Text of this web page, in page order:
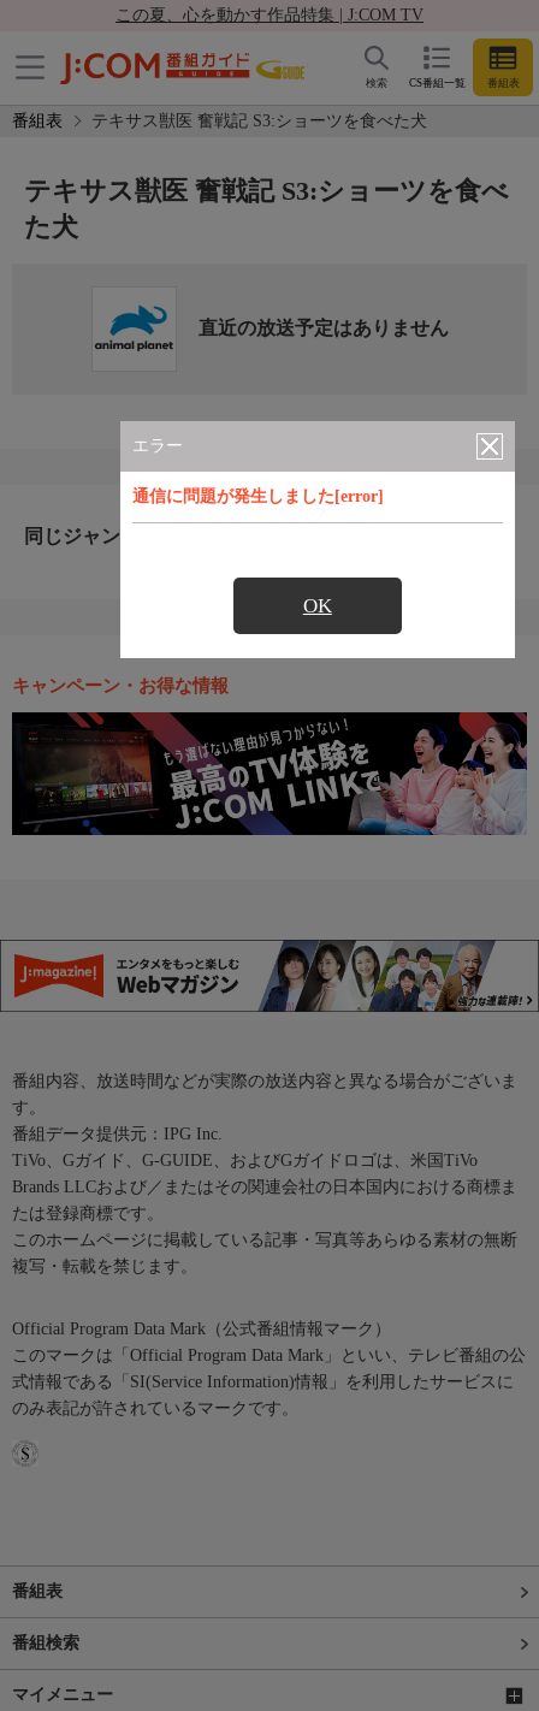
この夏、心を動かす作品特集 | J:COM TV
CS番組一覧 番組表
検索
番組表 テキサス獣医 奮戦記 S3:ショーツを食べた犬
エラー
通信に問題が発生しました[error]
OK
テキサス獣医 奮戦記 S3:ショーツを食べ
た犬
直近の放送予定はありません
同じジャンルのおすすめ番組
キャンペーン・お得な情報
番組内容、放送時間などが実際の放送内容と異なる場合がございま
す。
番組データ提供元：IPG Inc.
TiVo、Gガイド、G-GUIDE、およびGガイドロゴは、米国TiVo
Brands LLCおよび／またはその関連会社の日本国内における商標ま
たは登録商標です。
このホームページに掲載している記事・写真等あらゆる素材の無断
複写・転載を禁じます。
Official Program Data Mark（公式番組情報マーク）
このマークは「Official Program Data Mark」といい、テレビ番組の公
式情報である「SI(Service Information)情報」を利用したサービスに
のみ表記が許されているマークです。
番組表
番組検索
マイメニュー